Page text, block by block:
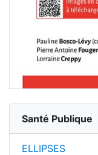
Santé Publique
ELLIPSES